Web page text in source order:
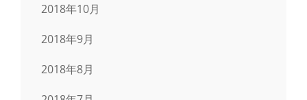
2018年10月
2018年9月
2018年8月